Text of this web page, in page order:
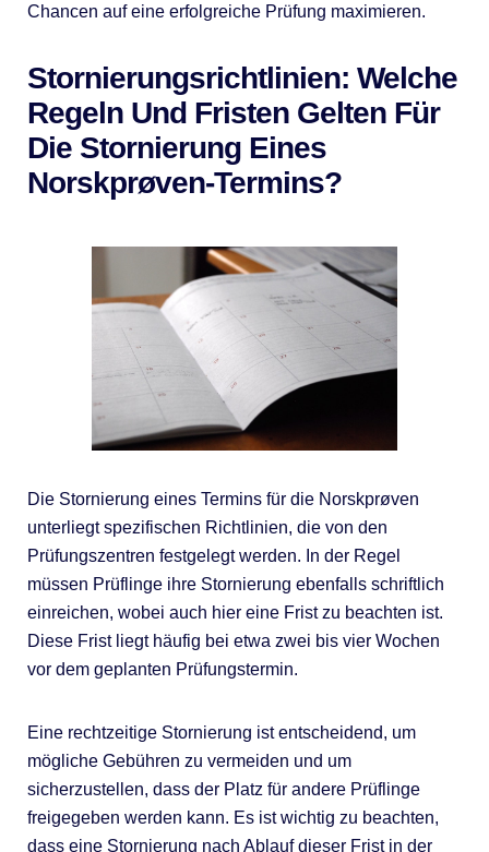
Chancen auf eine erfolgreiche Prüfung maximieren.
Stornierungsrichtlinien: Welche
Regeln Und Fristen Gelten Für
Die Stornierung Eines
Norskprøven-Termins?
Die Stornierung eines Termins für die Norskprøven
unterliegt spezifischen Richtlinien, die von den
Prüfungszentren festgelegt werden. In der Regel
müssen Prüflinge ihre Stornierung ebenfalls schriftlich
einreichen, wobei auch hier eine Frist zu beachten ist.
Diese Frist liegt häufig bei etwa zwei bis vier Wochen
vor dem geplanten Prüfungstermin.
Eine rechtzeitige Stornierung ist entscheidend, um
mögliche Gebühren zu vermeiden und um
sicherzustellen, dass der Platz für andere Prüflinge
freigegeben werden kann. Es ist wichtig zu beachten,
dass eine Stornierung nach Ablauf dieser Frist in der